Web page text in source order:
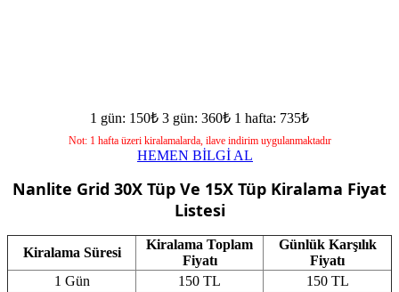
1 gün: 150₺ 3 gün: 360₺ 1 hafta: 735₺
Not: 1 hafta üzeri kiralamalarda, ilave indirim uygulanmaktadır
HEMEN BİLGİ AL
Nanlite Grid 30X Tüp Ve 15X Tüp Kiralama Fiyat
Listesi
Kiralama Süresi
Kiralama Toplam
Fiyatı
Günlük Karşılık
Fiyatı
1 Gün
150 TL
150 TL